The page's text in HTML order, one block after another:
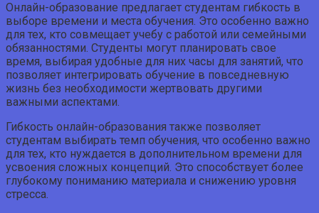
Онлайн-образование предлагает студентам гибкость в
выборе времени и места обучения. Это особенно важно
для тех, кто совмещает учебу с работой или семейными
обязанностями. Студенты могут планировать свое
время, выбирая удобные для них часы для занятий, что
позволяет интегрировать обучение в повседневную
жизнь без необходимости жертвовать другими
важными аспектами.
Гибкость онлайн-образования также позволяет
студентам выбирать темп обучения, что особенно важно
для тех, кто нуждается в дополнительном времени для
усвоения сложных концепций. Это способствует более
глубокому пониманию материала и снижению уровня
стресса.